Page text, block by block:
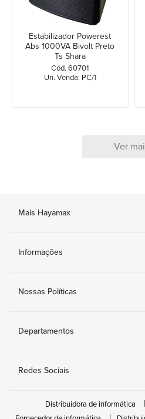
Estabilizador Powerest
Abs 1000VA Bivolt Preto
Ts Shara
Cód. 60701
Un. Venda: PC/1
Ver
Mais Hayamax
Informações
Nossas Políticas
Departamentos
Redes Sociais
Distribuidora de informática